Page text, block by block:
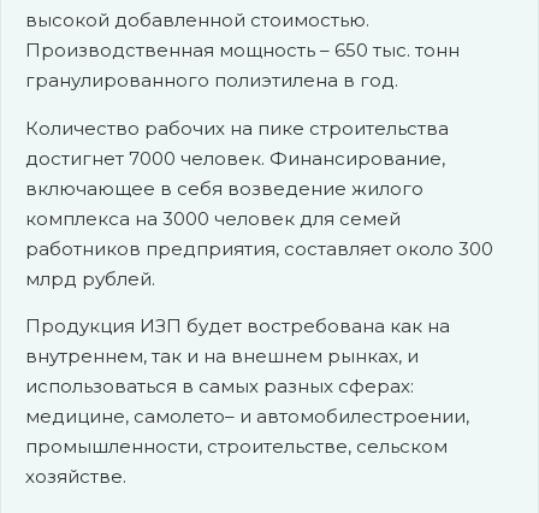
высокой добавленной стоимостью.
Производственная мощность – 650 тыс. тонн
гранулированного полиэтилена в год.
Количество рабочих на пике строительства
достигнет 7000 человек. Финансирование,
включающее в себя возведение жилого
комплекса на 3000 человек для семей
работников предприятия, составляет около 300
млрд рублей.
Продукция ИЗП будет востребована как на
внутреннем, так и на внешнем рынках, и
использоваться в самых разных сферах:
медицине, самолето– и автомобилестроении,
промышленности, строительстве, сельском
хозяйстве.